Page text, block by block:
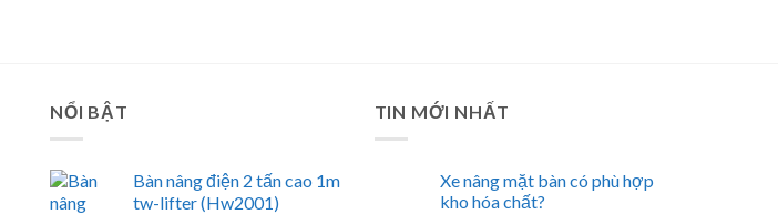
NỔI BẬT
Bàn nâng điện 2 tấn cao 1m
tw-lifter (Hw2001)
TIN MỚI NHẤT
Xe nâng mặt bàn có phù hợp
kho hóa chất?